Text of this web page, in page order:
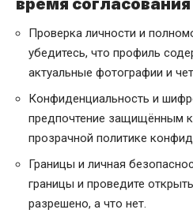
время согласования
Проверка личности и
убедитесь, что профиль
актуальные фотографии и
Конфиденциальность и
предпочтение защищённым
прозрачной политике
Границы и личная
границы и проведите
разрешено, а что нет.